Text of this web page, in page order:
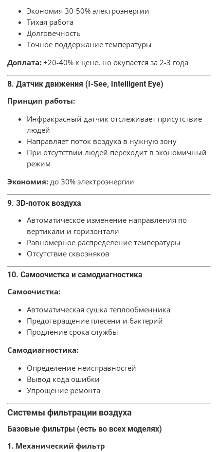
Экономия 30-50% электроэнергии
Тихая работа
Долговечность
Точное поддержание температуры
Доплата:+20-40% к цене, но окупается за 2-3 года
8. Датчик движения (I-See, Intelligent Eye)
Принцип работы:
Инфракрасный датчик отслеживает присутствие
людей
Направляет поток воздуха в нужную зону
При отсутствии людей переходит в экономичный
режим
Экономия:до 30% электроэнергии
9. 3D-поток воздуха
Автоматическое изменение направления по
вертикали и горизонтали
Равномерное распределение температуры
Отсутствие сквозняков
10. Самоочистка и самодиагностика
Самоочистка:
Автоматическая сушка теплообменника
Предотвращение плесени и бактерий
Продление срока службы
Самодиагностика:
Определение неисправностей
Вывод кода ошибки
Упрощение ремонта
Системы фильтрации воздуха
Базовые фильтры (есть во всех моделях)
1. Механический фильтр